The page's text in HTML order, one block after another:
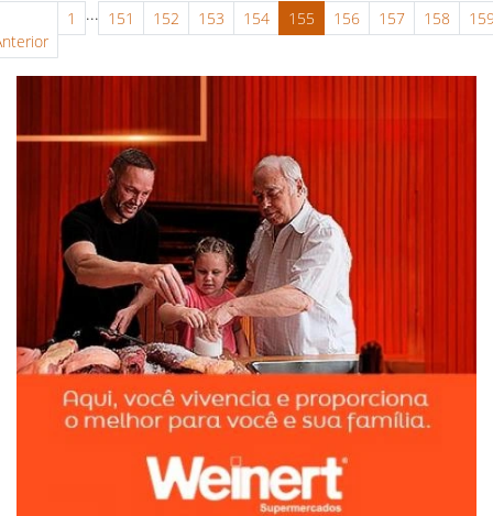
1 ... 151 152 153 154 155 156 157 158